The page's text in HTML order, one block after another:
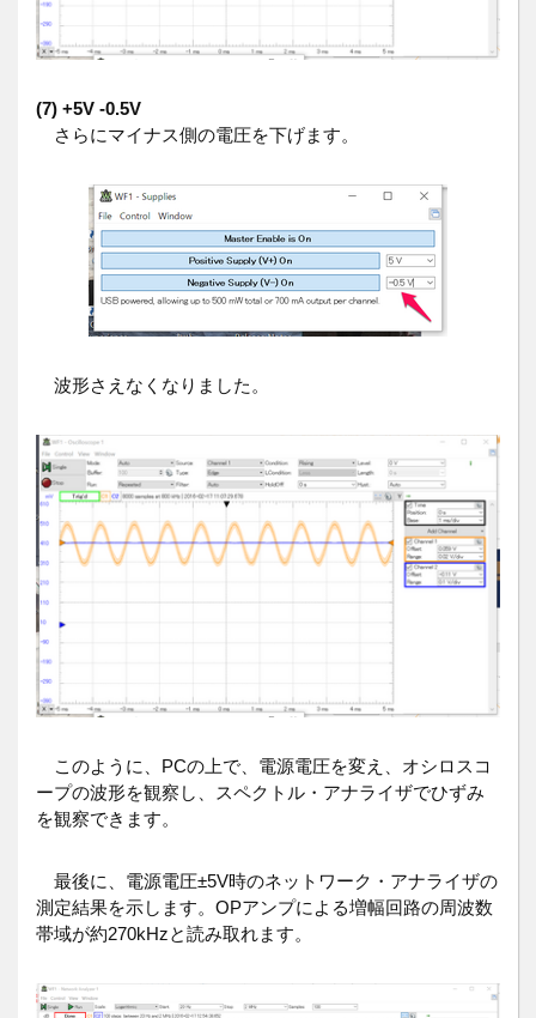
(7) +5V -0.5V
さらにマイナス側の電圧を下げます。
波形さえなくなりました。
このように、PCの上で、電源電圧を変え、オシロスコ
ープの波形を観察し、スペクトル・アナライザでひずみ
を観察できます。
最後に、電源電圧±5V時のネットワーク・アナライザの
測定結果を示します。OPアンプによる増幅回路の周波数
帯域が約270kHzと読み取れます。